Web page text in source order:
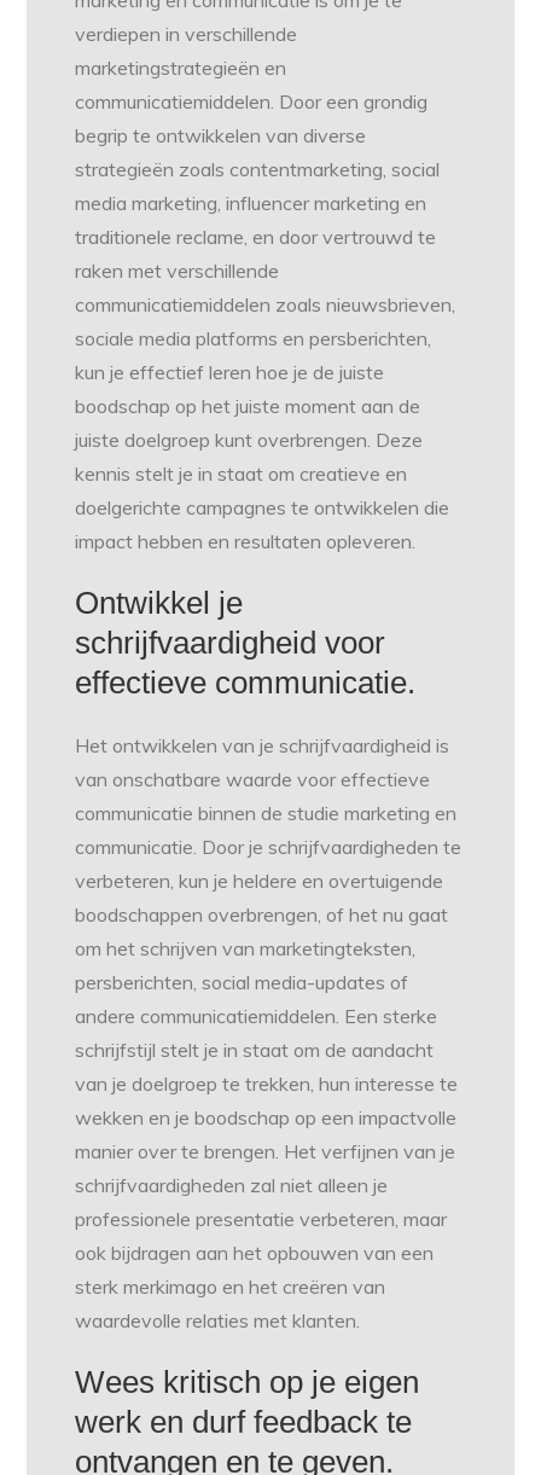
verdiepen in verschillende
marketingstrategieën en
communicatiemiddelen. Door een grondig
begrip te ontwikkelen van diverse
strategieën zoals contentmarketing, social
media marketing, influencer marketing en
traditionele reclame, en door vertrouwd te
raken met verschillende
communicatiemiddelen zoals nieuwsbrieven,
sociale media platforms en persberichten,
kun je effectief leren hoe je de juiste
boodschap op het juiste moment aan de
juiste doelgroep kunt overbrengen. Deze
kennis stelt je in staat om creatieve en
doelgerichte campagnes te ontwikkelen die
impact hebben en resultaten opleveren.
Ontwikkel je
schrijfvaardigheid voor
effectieve communicatie.
Het ontwikkelen van je schrijfvaardigheid is
van onschatbare waarde voor effectieve
communicatie binnen de studie marketing en
communicatie. Door je schrijfvaardigheden te
verbeteren, kun je heldere en overtuigende
boodschappen overbrengen, of het nu gaat
om het schrijven van marketingteksten,
persberichten, social media-updates of
andere communicatiemiddelen. Een sterke
schrijfstijl stelt je in staat om de aandacht
van je doelgroep te trekken, hun interesse te
wekken en je boodschap op een impactvolle
manier over te brengen. Het verfijnen van je
schrijfvaardigheden zal niet alleen je
professionele presentatie verbeteren, maar
ook bijdragen aan het opbouwen van een
sterk merkimago en het creëren van
waardevolle relaties met klanten.
Wees kritisch op je eigen
werk en durf feedback te
ontvangen en te geven.